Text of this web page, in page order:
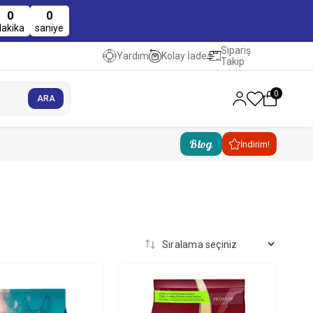
0 0
saniye
Yardım Kolay İade
Sipariş
Takip
0
Blog İndirim!